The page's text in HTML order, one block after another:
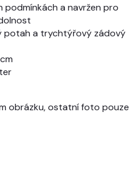
a navržen pro
potah a trychtýřový zádový
obrázku, ostatní foto pouze